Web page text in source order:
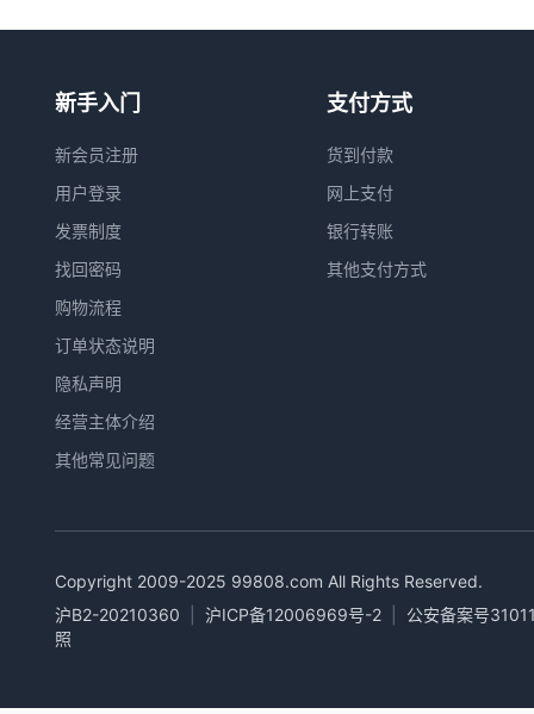
新手入门
新会员注册
用户登录
发票制度
找回密码
购物流程
订单状态说明
隐私声明
经营主体介绍
其他常见问题
支付方式
货到付款
网上支付
银行转账
其他支付方式
Copyright 2009-2025 99808.com All Rights Reserved.
沪B2-20210360
沪ICP备12006969号-2
公安备案号
照